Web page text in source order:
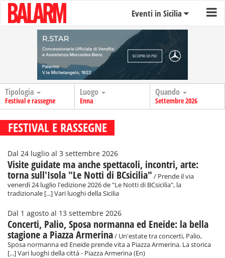
Eventi in Sicilia
Tipologia
Festival e rassegne
Luogo
Enna
Quando
Settembre 2026
FESTIVAL E RASSEGNE
Dal 24 luglio al 3 settembre 2026
Visite guidate ma anche spettacoli, incontri, arte:
torna sull'Isola "Le Notti di BCsicilia" / Prende il via
venerdì 24 luglio l'edizione 2026 de "Le Notti di BCsicilia", la
tradizionale [...] Vari luoghi della Sicilia
Dal 1 agosto al 13 settembre 2026
Concerti, Palio, Sposa normanna ed Eneide: la bella
stagione a Piazza Armerina/ Un'estate tra concerti, Palio,
Sposa normanna ed Eneide prende vita a Piazza Armerina. La storica
[...] Vari luoghi della città - Piazza Armerina (En)